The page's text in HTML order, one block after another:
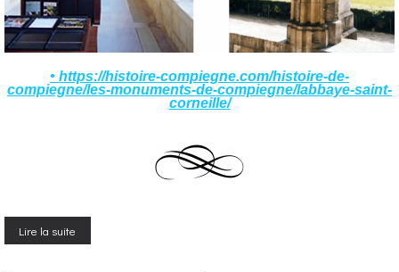
• https://histoire-compiegne.com/histoire-de-
compiegne/les-monuments-de-compiegne/labbaye-saint-
corneille/
Lire la suite